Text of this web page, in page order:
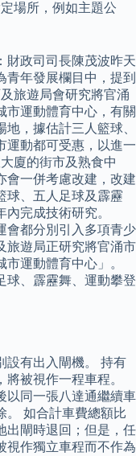
場所，例如主題公
財政司司長陳茂波昨天
青年發展欄目中，提到
旅遊局會研究將官涌
市運動體育中心，有關
，據估計三人籃球、
運動都可受惠，以進一
廈的街市及熟食中
會一併考慮改建，改建
球、五人足球及霹靂
完成技術研究。
會都分別引入多項青少
旅遊局正研究將官涌市
運動體育中心」。
球、霹靂舞、運動攀登
設有出入閘機。 持有
被視作一程車程。
以同一張八達通繼續車
。 如合計車費總額比
出閘時退回；但是，任
視作獨立車程而不作為